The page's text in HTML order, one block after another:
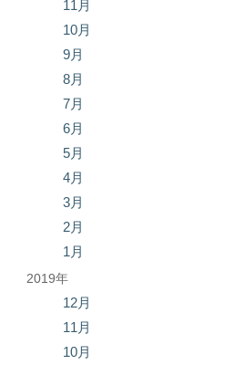
11月
10月
9月
8月
7月
6月
5月
4月
3月
2月
1月
2019年
12月
11月
10月